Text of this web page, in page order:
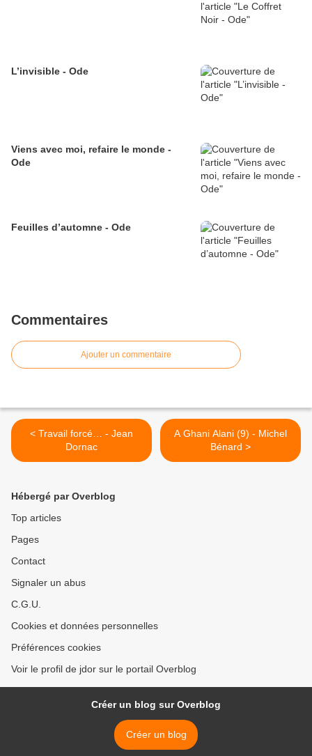
L’invisible - Ode
Viens avec moi, refaire le monde -
Ode
Feuilles d’automne - Ode
Commentaires
Ajouter un commentaire
< Travail forcé… - Jean
Dornac
A Ghani Alani (9) - Michel
Bénard >
Hébergé par Overblog
Top articles
Pages
Contact
Signaler un abus
C.G.U.
Cookies et données personnelles
Préférences cookies
Voir le profil de jdor sur le portail Overblog
Créer un blog sur Overblog
Créer un blog